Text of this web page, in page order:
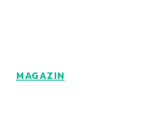
MAGAZIN